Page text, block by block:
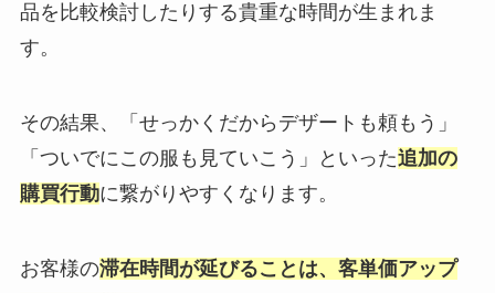
品を比較検討したりする貴重な時間が生まれま
す。
その結果、「せっかくだからデザートも頼もう」
「ついでにこの服も見ていこう」といった追加の
購買行動に繋がりやすくなります。
お客様の滞在時間が延びることは、客単価アップ